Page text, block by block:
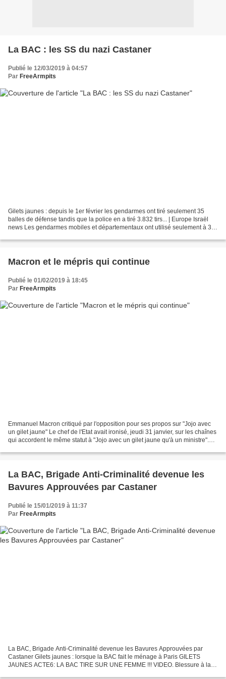
La BAC : les SS du nazi Castaner
Publié le 12/03/2019 à 04:57
Par FreeArmpits
Gilets jaunes : depuis le 1er février les gendarmes ont tiré seulement 35
balles de défense tandis que la police en a tiré 3.832 tirs... | Europe Israël
news Les gendarmes mobiles et départementaux ont utilisé seulement à 35
Macron et le mépris qui continue
Publié le 01/02/2019 à 18:45
Par FreeArmpits
Emmanuel Macron critiqué par l'opposition pour ses propos sur "Jojo avec
un gilet jaune" Le chef de l'Etat avait ironisé, jeudi 31 janvier, sur les chaînes
qui accordent le même statut à "Jojo avec un gilet jaune qu'à un ministre".
La BAC, Brigade Anti-Criminalité devenue les
Bavures Approuvées par Castaner
Publié le 15/01/2019 à 11:37
Par FreeArmpits
La BAC, Brigade Anti-Criminalité devenue les Bavures Approuvées par
Castaner Gilets jaunes : lorsque la BAC fait le ménage à Paris GILETS
JAUNES ACTE6: LA BAC TIRE SUR UNE FEMME !!! VIDEO. Blessure à la